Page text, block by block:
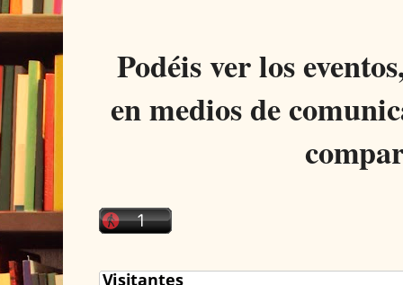
Podéis ver los
en medios de